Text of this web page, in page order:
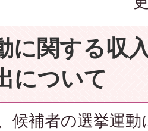
に関する収
について
候補者の選挙運